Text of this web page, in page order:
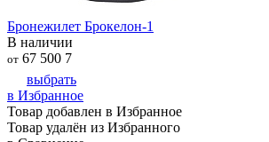
Бронежилет Брокелон-1
В наличии
от 67 500 7
выбрать
в Избранное
Товар добавлен в Избранное
Товар удалён из Избранного